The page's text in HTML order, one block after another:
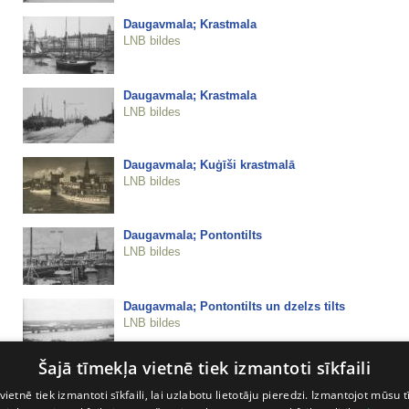
Daugavmala; Krastmala
LNB bildes
Daugavmala; Krastmala
LNB bildes
Daugavmala; Kuģīši krastmalā
LNB bildes
Daugavmala; Pontontilts
LNB bildes
Daugavmala; Pontontilts un dzelzs tilts
LNB bildes
Daugavmala; Tramvajs pie pils ziemā
LNB bildes
Šajā tīmekļa vietnē tiek izmantoti sīkfaili
tiek izmantoti sīkfaili, lai uzlabotu lietotāju pieredzi. Izmantojot mūsu